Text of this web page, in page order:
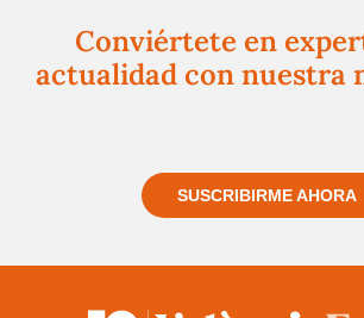
Conviértete en
actualidad con nuestra
SUSCRIBIRME AHORA